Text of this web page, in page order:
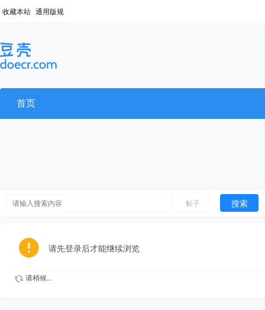
收藏本站 通用版规
首页
帖子 搜索
请先登录后才能继续浏览
请稍候...